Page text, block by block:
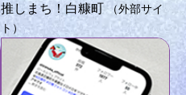
推しまち！白糠町 （外部サイ
ト）